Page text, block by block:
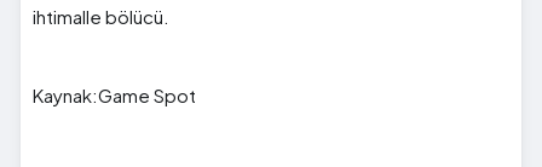
ihtimalle bölücü.
Kaynak:Game Spot